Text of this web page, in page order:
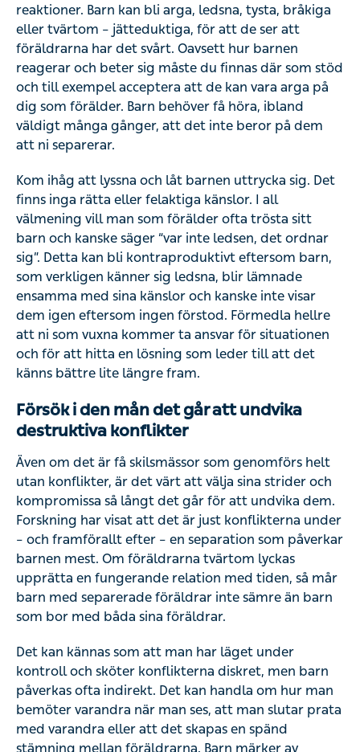
reaktioner. Barn kan bli arga, ledsna, tysta, bråkiga
eller tvärtom – jätteduktiga, för att de ser att
föräldrarna har det svårt. Oavsett hur barnen
reagerar och beter sig måste du finnas där som stöd
och till exempel acceptera att de kan vara arga på
dig som förälder. Barn behöver få höra, ibland
väldigt många gånger, att det inte beror på dem
att ni separerar.
Kom ihåg att lyssna och låt barnen uttrycka sig. Det
finns inga rätta eller felaktiga känslor. I all
välmening vill man som förälder ofta trösta sitt
barn och kanske säger “var inte ledsen, det ordnar
sig”. Detta kan bli kontraproduktivt eftersom barn,
som verkligen känner sig ledsna, blir lämnade
ensamma med sina känslor och kanske inte visar
dem igen eftersom ingen förstod. Förmedla hellre
att ni som vuxna kommer ta ansvar för situationen
och för att hitta en lösning som leder till att det
känns bättre lite längre fram.
Försök i den mån det går att undvika
destruktiva konflikter
Även om det är få skilsmässor som genomförs helt
utan konflikter, är det värt att välja sina strider och
kompromissa så långt det går för att undvika dem.
Forskning har visat att det är just konflikterna under
– och framförallt efter – en separation som påverkar
barnen mest. Om föräldrarna tvärtom lyckas
upprätta en fungerande relation med tiden, så mår
barn med separerade föräldrar inte sämre än barn
som bor med båda sina föräldrar.
Det kan kännas som att man har läget under
kontroll och sköter konflikterna diskret, men barn
påverkas ofta indirekt. Det kan handla om hur man
bemöter varandra när man ses, att man slutar prata
med varandra eller att det skapas en spänd
stämning mellan föräldrarna. Barn märker av